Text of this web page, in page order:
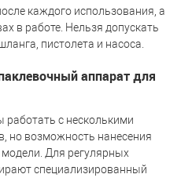
каждого использования, а
в работе. Нельзя допускать
пистолета и насоса.
аппарат для
работать с несколькими
но возможность нанесения
модели. Для регулярных
специализированный